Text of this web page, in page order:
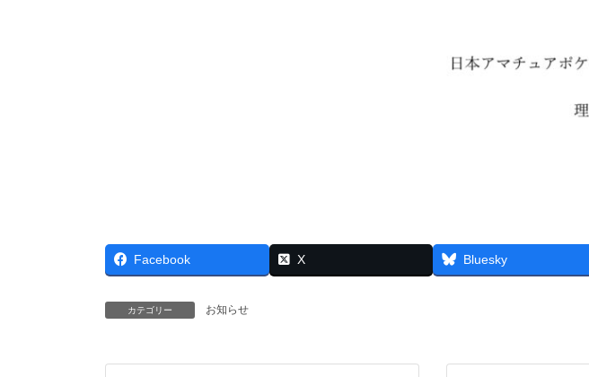
Facebook X Bluesky
カテゴリー お知らせ